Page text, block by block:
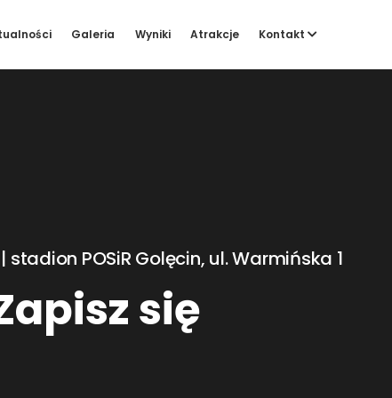
Galeria Wyniki Atrakcje Kontakt
stadion POSiR Golęcin, ul. Warmińska 1
się